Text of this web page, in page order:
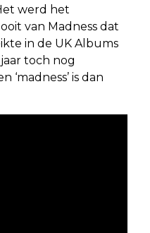
werd het
van Madness dat
in de UK Albums
toch nog
‘madness’ is dan